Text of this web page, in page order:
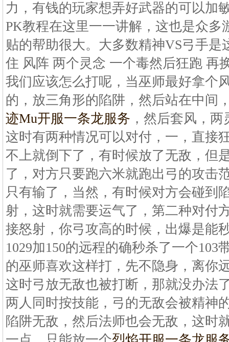
力，有钱的玩家想弄好武器的可以加
PK教程在这里一一讲解，这也是众多
贴的帮助很大。大多数精神VS弓手是
住 风阵 两个灵念 一个毒然后狂跑 再
我们应该怎么打呢，当巫师最好拿个
的，放三角形的陷阱，然后站在中间
迹Mu开服一条龙服务 ，然后套风，
这时有两种情况可以对付，一，直接
不上就倒下了，有时候放了无敌，但
了，对方只要跑六米就跑出弓的攻击
只有输了，当然，有时候对方会碰到
射，这时就需要运气了，第二种对付
接怒射，你弓攻高的时候，出爆是能
1029加150的远程的确秒杀了一个103
的巫师喜欢这样打，先不隐身，离你
这时弓放无敌也被打断，那就没办法
两人同时按技能，弓的无敌会被精神
陷阱无敌，然后法师也会无敌，这时